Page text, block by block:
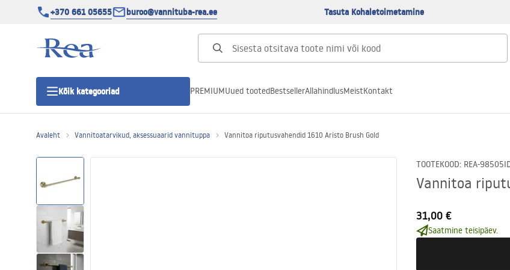
+370 661 05655 buroo@vannituba-rea.ee Tasuta Kohaletoimetamine
Kõik kategooriad
Duši uks
Vannitoa dušialused
Lineaarne duši äravool
PREMIUMUued tootedBestsellerAllahindlusMeistKontakt
Avaleht Vannitoatarvikud, aksessuaarid vannituppa Vannitoa riputusvahendid 1610 Aristo Brush Gold
TOOTEKOOD: REA-98505
Vannitoa
31,00 €
Saatmine teisipäev.